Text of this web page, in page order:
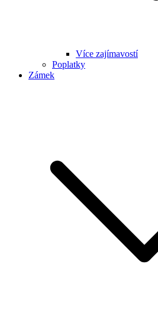
Více zajímavostí
Poplatky
Zámek